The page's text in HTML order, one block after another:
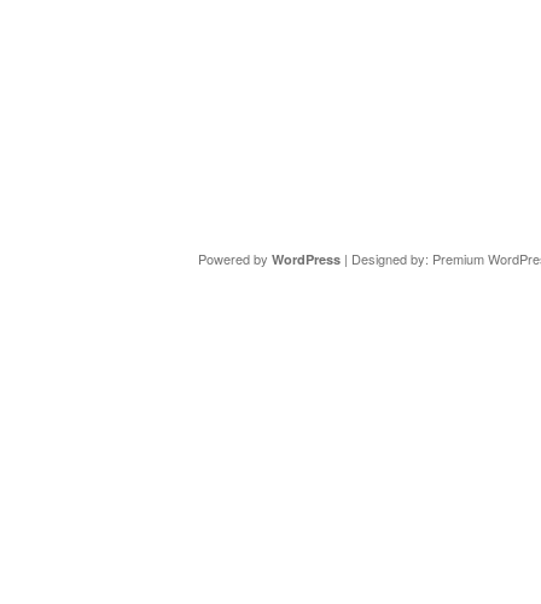
Powered by WordPress| Designed by: Premium